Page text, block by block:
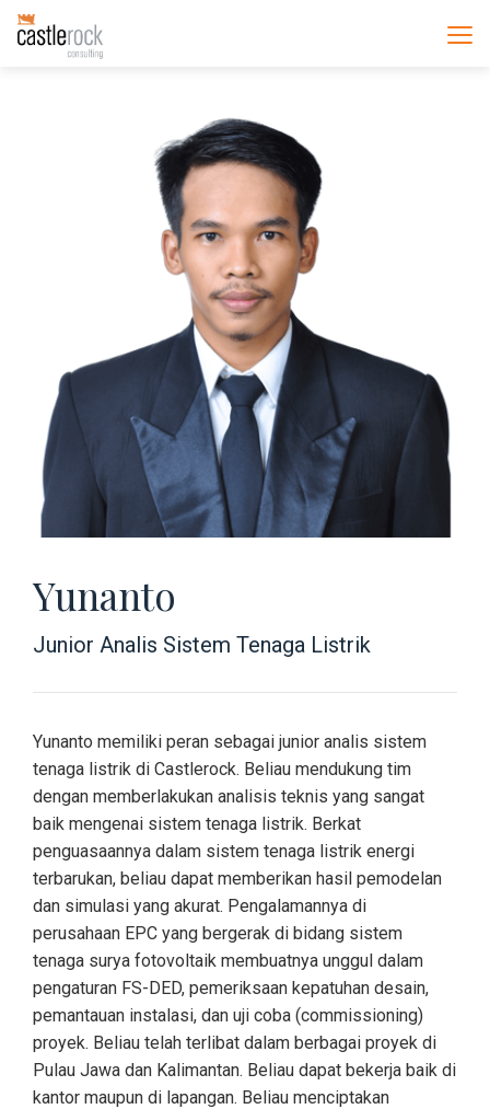
Yunanto
Junior Analis Sistem Tenaga Listrik
Yunanto memiliki peran sebagai junior analis sistem
tenaga listrik di Castlerock. Beliau mendukung tim
dengan memberlakukan analisis teknis yang sangat
baik mengenai sistem tenaga listrik. Berkat
penguasaannya dalam sistem tenaga listrik energi
terbarukan, beliau dapat memberikan hasil pemodelan
dan simulasi yang akurat. Pengalamannya di
perusahaan EPC yang bergerak di bidang sistem
tenaga surya fotovoltaik membuatnya unggul dalam
pengaturan FS-DED, pemeriksaan kepatuhan desain,
pemantauan instalasi, dan uji coba (commissioning)
proyek. Beliau telah terlibat dalam berbagai proyek di
Pulau Jawa dan Kalimantan. Beliau dapat bekerja baik di
kantor maupun di lapangan. Beliau menciptakan